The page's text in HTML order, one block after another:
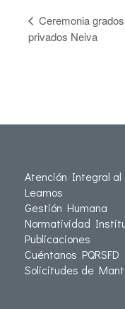
Ceremonia grados
privados Neiva
Atención Integral
Leamos
Gestión Humana
Normatividad
Publicaciones
Cuéntanos PQRSFD
Solicitudes de